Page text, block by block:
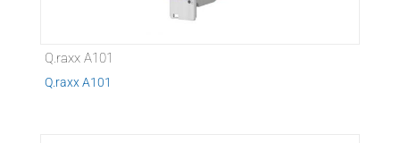
Q.raxx A101
Q.raxx A101